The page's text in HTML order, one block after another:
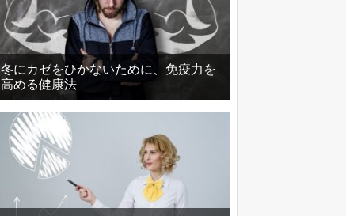
冬にカゼをひかないために、免疫力を
高める健康法